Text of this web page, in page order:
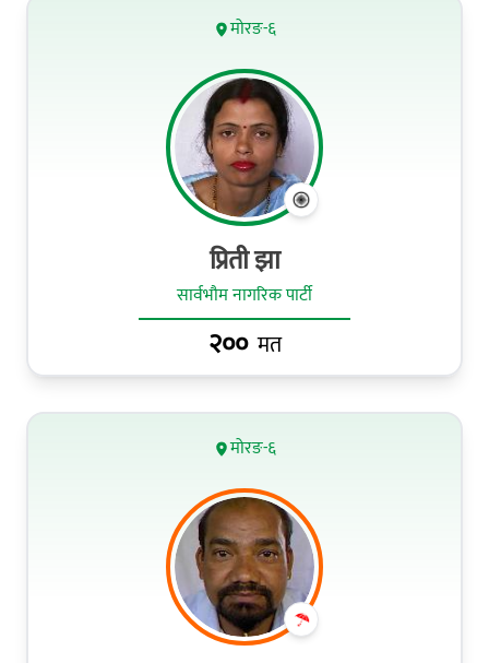
मोरङ-६
प्रिती झा
सार्वभौम नागरिक पार्टी
२०० मत
मोरङ-६